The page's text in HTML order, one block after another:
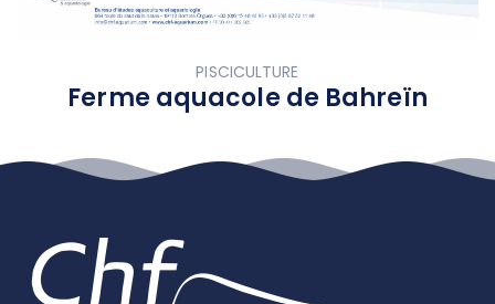
PISCICULTURE
Ferme aquacole de Bahreïn